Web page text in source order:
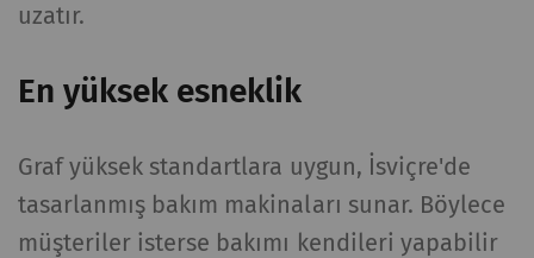
uzatır.
En yüksek esneklik
Graf yüksek standartlara uygun, İsviçre'de
tasarlanmış bakım makinaları sunar. Böylece
müşteriler isterse bakımı kendileri yapabilir